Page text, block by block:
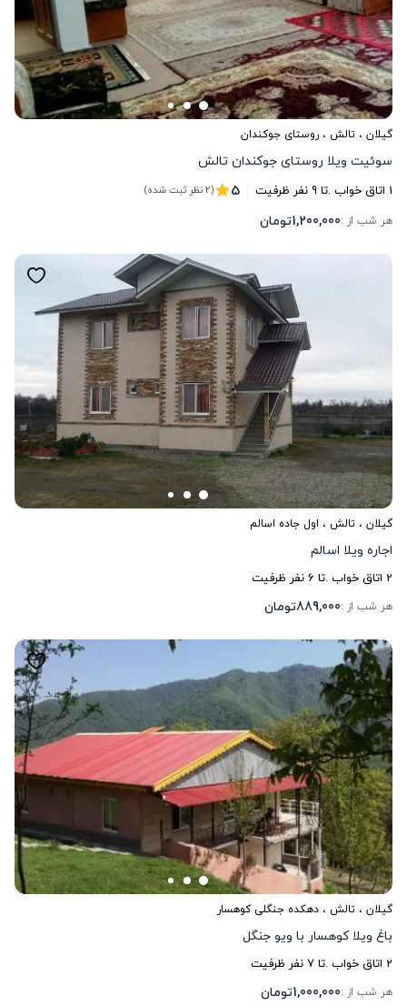
گیلان ، تالش ، روستای جوکندان
سوئیت ویلا روستای جوکندان تالش
1 اتاق خواب .تا9نفر ظرفیت 5 (2 نظر ثبت شده)
هر شب از :1,200,000تومان
گیلان ، تالش ، اول جاده اسالم
اجاره ویلا اسالم
2 اتاق خواب .تا 6نفر ظرفیت
هر شب از :889,000تومان
گیلان ، تالش ، دهکده جنگلی کوهسار
باغ ویلا کوهسار با ویو جنگل
2 اتاق خواب .تا7نفر ظرفیت
هر شب از :1,000,000تومان